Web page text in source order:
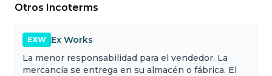
Otros Incoterms
EXW Ex Works
La menor responsabilidad para el vendedor. La
mercancía se entrega en su almacén o fábrica. El